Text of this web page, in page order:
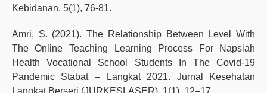
Kebidanan, 5(1), 76-81.
Amri, S. (2021). The Relationship Between Level With
The Online Teaching Learning Process For Napsiah
Health Vocational School Students In The Covid-19
Pandemic Stabat – Langkat 2021. Jurnal Kesehatan